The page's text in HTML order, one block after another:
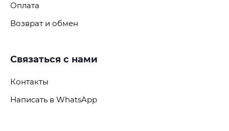
Оплата
Возврат и обмен
Связаться с нами
Контакты
Написать в WhatsApp